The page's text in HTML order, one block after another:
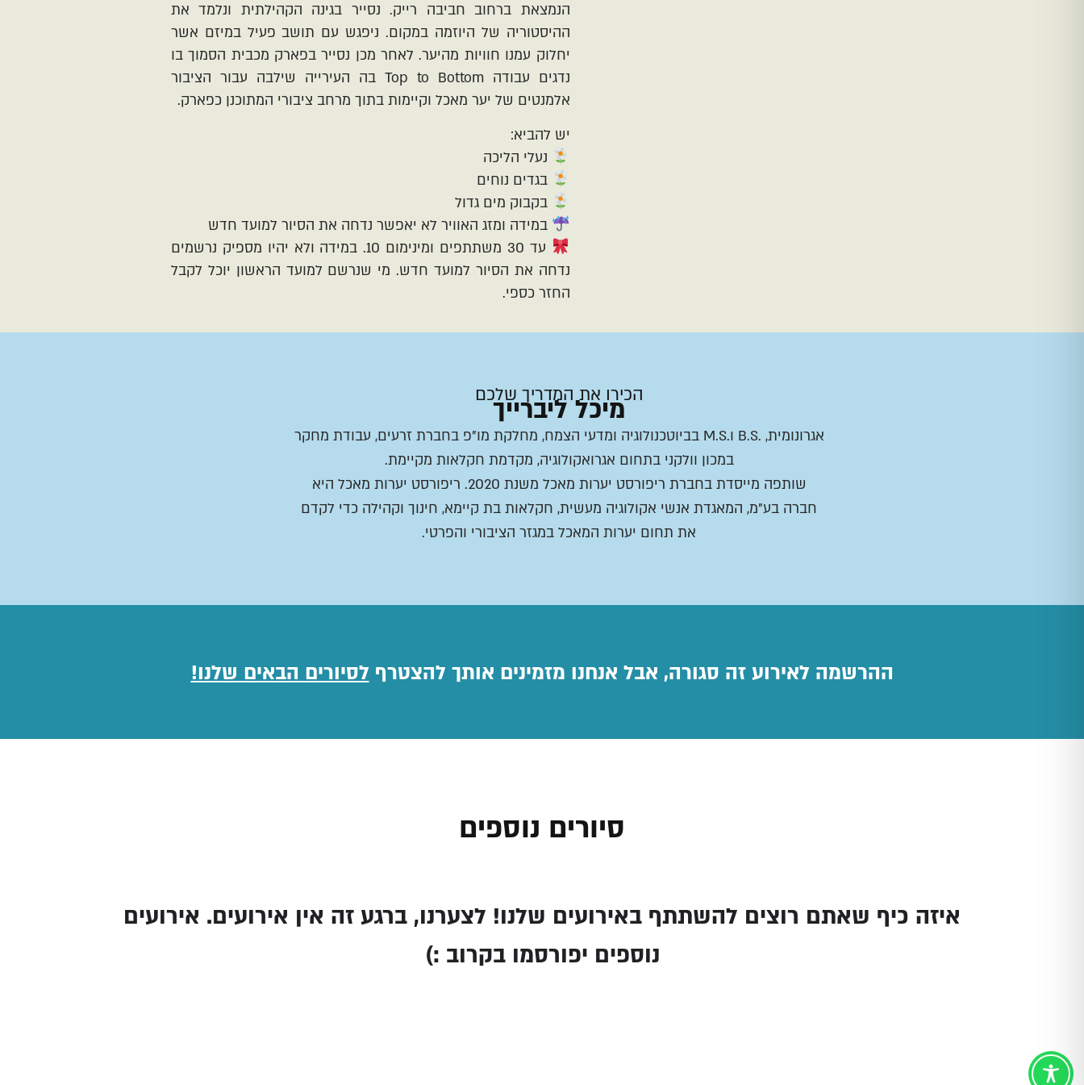
הנמצאת ברחוב חביבה רייק. נסייר בגינה הקהילתית ונלמד את
ההיסטוריה של היוזמה במקום. ניפגש עם תושב פעיל במיזם אשר
יחלוק עמנו חוויות מהיער. לאחר מכן נסייר בפארק מכבית הסמוך בו
נדגים עבודה Top to Bottom בה העירייה שילבה עבור הציבור
אלמנטים של יער מאכל וקיימות בתוך מרחב ציבורי המתוכנן כפארק.
יש להביא:
נעלי הליכה
בגדים נוחים
בקבוק מים גדול
במידה ומזג האוויר לא יאפשר נדחה את הסיור למועד חדש
עד 30 משתתפים ומינימום 10. במידה ולא יהיו מספיק נרשמים
נדחה את הסיור למועד חדש. מי שנרשם למועד הראשון יוכל לקבל
החזר כספי.
הכירו את המדריך שלכם
מיכל ליברייך
אגרונומית, .B.S ו.M.S בביוטכנולוגיה ומדעי הצמח, מחלקת מו"פ בחברת זרעים, עבודת מחקר
במכון וולקני בתחום אגרואקולוגיה, מקדמת חקלאות מקיימת.
שותפה מייסדת בחברת ריפורסט יערות מאכל משנת 2020. ריפורסט יערות מאכל היא
חברה בע"מ, המאגדת אנשי אקולוגיה מעשית, חקלאות בת קיימא, חינוך וקהילה כדי לקדם
את תחום יערות המאכל במגזר הציבורי והפרטי.
ההרשמה לאירוע זה סגורה, אבל אנחנו מזמינים אותך להצטרףלסיורים הבאים שלנו!
סיורים נוספים
איזה כיף שאתם רוצים להשתתף באירועים שלנו! לצערנו, ברגע זה אין אירועים. אירועים
נוספים יפורסמו בקרוב :)